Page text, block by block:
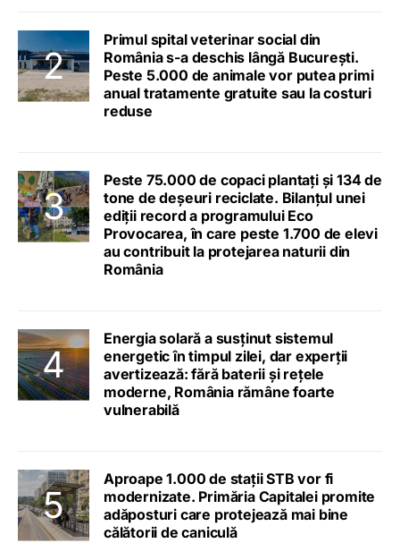
Primul spital veterinar social din
România s-a deschis lângă București.
Peste 5.000 de animale vor putea primi
anual tratamente gratuite sau la costuri
reduse
Peste 75.000 de copaci plantați și 134 de
tone de deșeuri reciclate. Bilanțul unei
ediții record a programului Eco
Provocarea, în care peste 1.700 de elevi
au contribuit la protejarea naturii din
România
Energia solară a susținut sistemul
energetic în timpul zilei, dar experții
avertizează: fără baterii și rețele
moderne, România rămâne foarte
vulnerabilă
Aproape 1.000 de stații STB vor fi
modernizate. Primăria Capitalei promite
adăposturi care protejează mai bine
călătorii de caniculă